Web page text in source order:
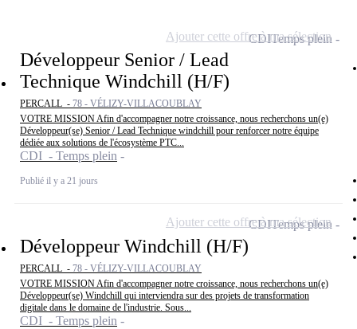
Développeur Senior / Lead
Technique Windchill (H/F)
PERCALL - 78 - VÉLIZY-VILLACOUBLAY
VOTRE MISSION Afin d'accompagner notre croissance, nous recherchons un(e)
Développeur(se) Senior / Lead Technique windchill pour renforcer notre équipe
dédiée aux solutions de l'écosystème PTC...
CDI - Temps plein
Publié il y a 21 jours
CDITemps plein
Ajouter cette offre à ma sélection
Développeur Windchill (H/F)
PERCALL - 78 - VÉLIZY-VILLACOUBLAY
VOTRE MISSION Afin d'accompagner notre croissance, nous recherchons un(e)
Développeur(se) Windchill qui interviendra sur des projets de transformation
digitale dans le domaine de l'industrie. Sous...
CDI - Temps plein
CDITemps plein
Ajouter cette offre à ma sélection